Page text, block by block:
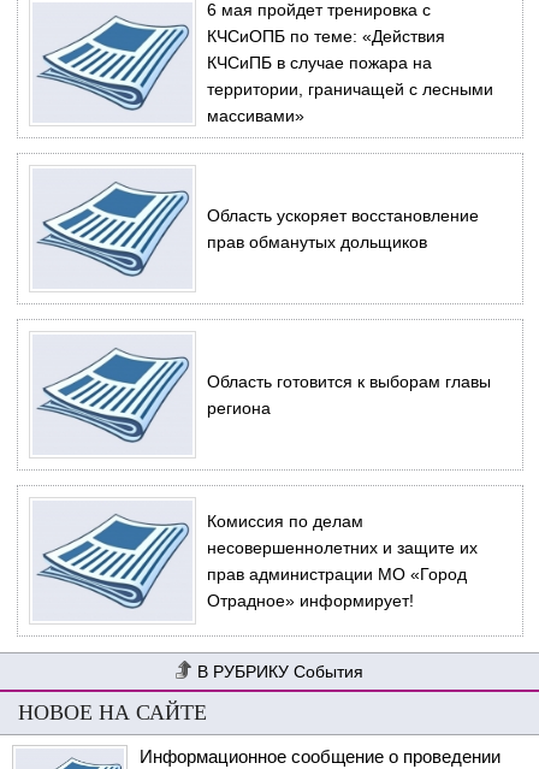
6 мая пройдет тренировка с
КЧСиОПБ по теме: «Действия
КЧСиПБ в случае пожара на
территории, граничащей с лесными
массивами»
Область ускоряет восстановление
прав обманутых дольщиков
Область готовится к выборам главы
региона
Комиссия по делам
несовершеннолетних и защите их
прав администрации МО «Город
Отрадное» информирует!
События
НОВОЕ НА САЙТЕ
Информационное сообщение о проведении